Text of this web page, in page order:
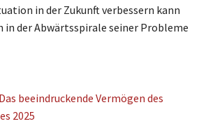
in der Zukunft verbessern kann
in der Abwärtsspirale seiner Probleme
beeindruckende Vermögen des
2025